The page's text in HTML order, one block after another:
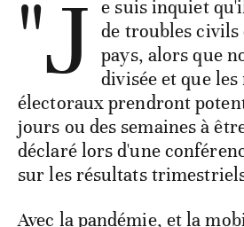
"J e suis inquiet
de troubles civils
pays, alors que
divisée et que
électoraux prendront
jours ou des semaines à
déclaré lors d'une
sur les résultats
Avec la pandémie, et la